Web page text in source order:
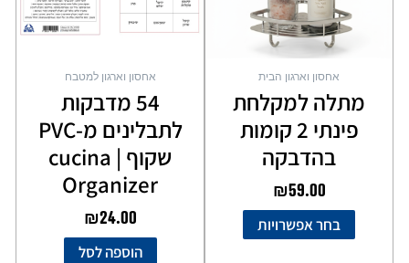
אחסון וארגון הבית
מתלה למקלחת
פינתי 2 קומות
בהדבקה
₪59.00
בחר אפשרויות
אחסון וארגון למטבח
54 מדבקות
לתבלינים מ-PVC
שקוף | cucina
Organizer
₪24.00
הוספה לסל